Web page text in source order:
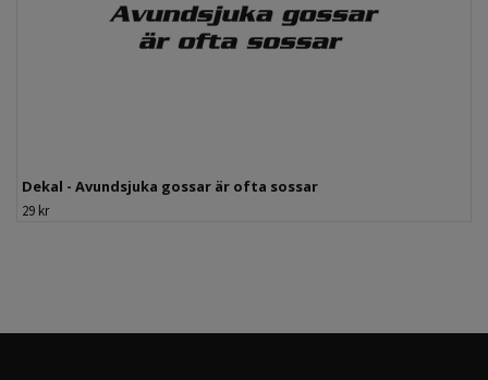
Dekal - Avundsjuka gossar är ofta sossar
29 kr